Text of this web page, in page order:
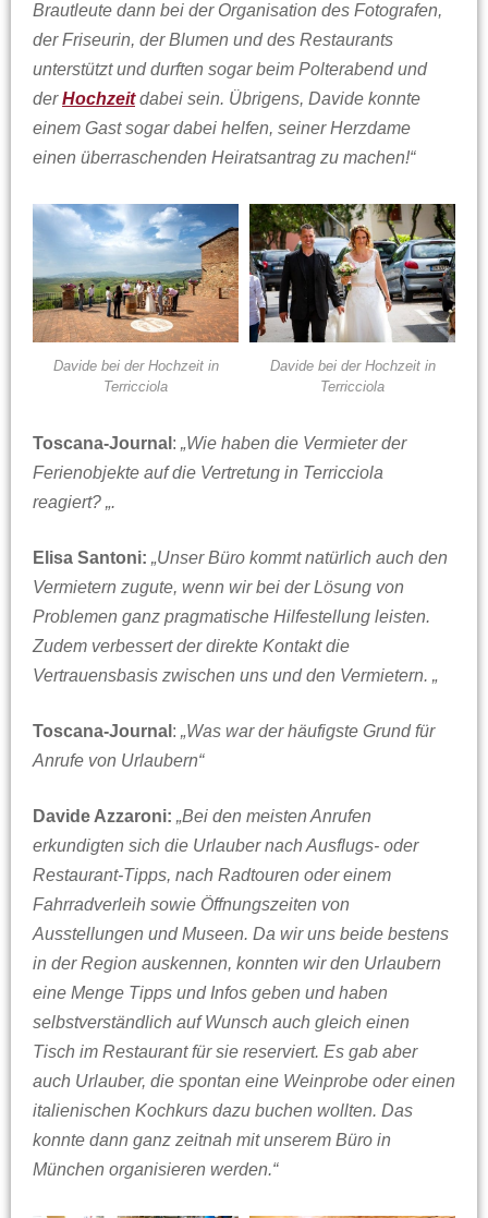
Brautleute dann bei der Organisation des Fotografen,
der Friseurin, der Blumen und des Restaurants
unterstützt und durften sogar beim Polterabend und
derHochzeitdabei sein. Übrigens, Davide konnte
einem Gast sogar dabei helfen, seiner Herzdame
einen überraschenden Heiratsantrag zu machen!“
Davide bei der Hochzeit in
Terricciola
Davide bei der Hochzeit in
Terricciola
Toscana-Journal : „Wie haben die Vermieter der
Ferienobjekte auf die Vertretung in Terricciola
reagiert? „.
Elisa Santoni: „Unser Büro kommt natürlich auch den
Vermietern zugute, wenn wir bei der Lösung von
Problemen ganz pragmatische Hilfestellung leisten.
Zudem verbessert der direkte Kontakt die
Vertrauensbasis zwischen uns und den Vermietern. „
Toscana-Journal : „Was war der häufigste Grund für
Anrufe von Urlaubern“
Davide Azzaroni: „Bei den meisten Anrufen
erkundigten sich die Urlauber nach Ausflugs- oder
Restaurant-Tipps, nach Radtouren oder einem
Fahrradverleih sowie Öffnungszeiten von
Ausstellungen und Museen. Da wir uns beide bestens
in der Region auskennen, konnten wir den Urlaubern
eine Menge Tipps und Infos geben und haben
selbstverständlich auf Wunsch auch gleich einen
Tisch im Restaurant für sie reserviert. Es gab aber
auch Urlauber, die spontan eine Weinprobe oder einen
italienischen Kochkurs dazu buchen wollten. Das
konnte dann ganz zeitnah mit unserem Büro in
München organisieren werden.“